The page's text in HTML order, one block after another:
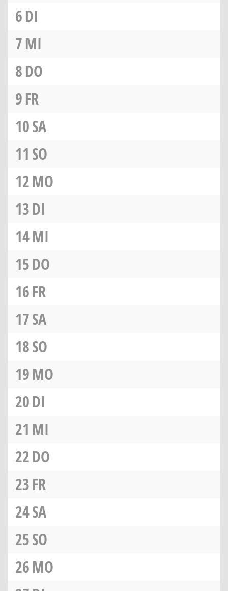
6DI
7MI
8DO
9FR
10SA
11 SO
12MO
13DI
14MI
15DO
16FR
17SA
18SO
19MO
20DI
21 MI
22DO
23FR
24SA
25SO
26MO